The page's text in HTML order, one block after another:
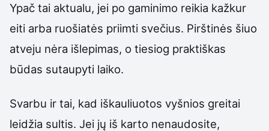
Ypač tai aktualu, jei po gaminimo reikia kažkur
eiti arba ruošiatės priimti svečius. Pirštinės šiuo
atveju nėra išlepimas, o tiesiog praktiškas
būdas sutaupyti laiko.
Svarbu ir tai, kad iškauliuotos vyšnios greitai
leidžia sultis. Jei jų iš karto nenaudosite,